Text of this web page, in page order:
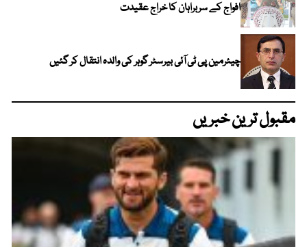
افواج کے سربراہان کا خراج عقیدت
چیئرمین پی ٹی آئی بیرسٹر گوہر کی والدہ انتقال کر گئیں
مقبول ترین خبریں